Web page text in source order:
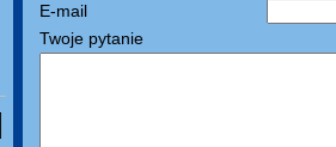
E-mail
Twoje pytanie